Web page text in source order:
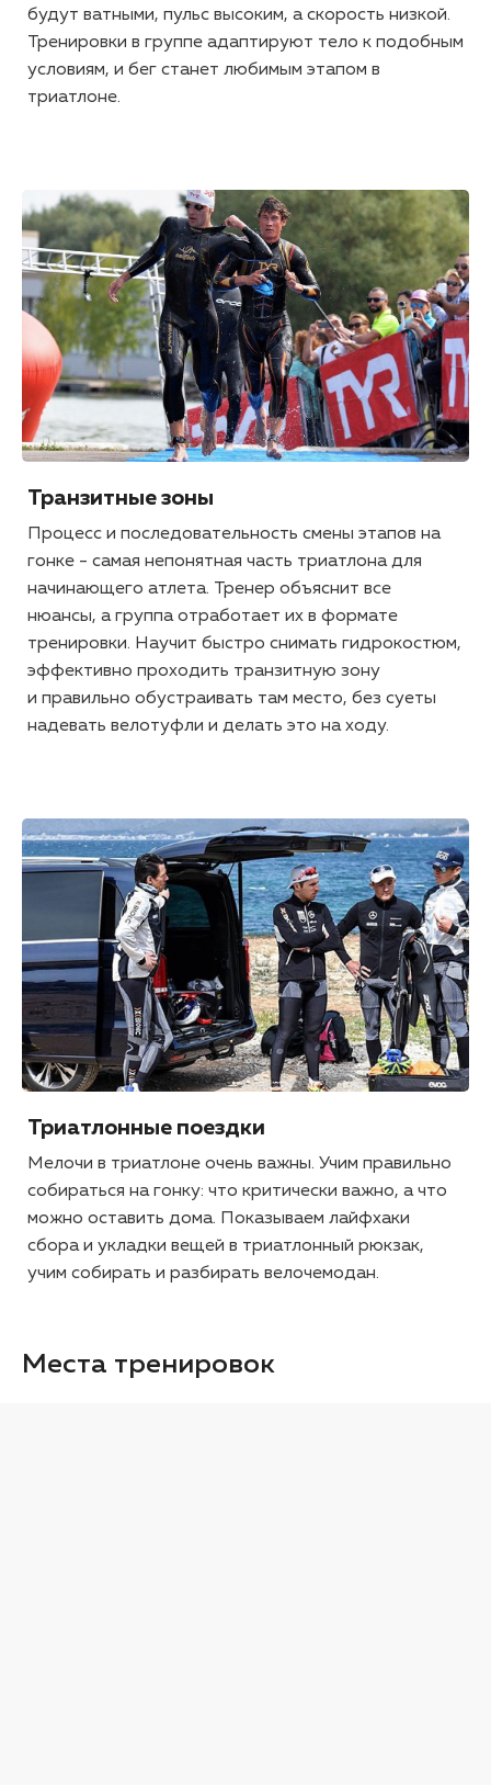
будут ватными, пульс высоким, а скорость низкой.
Тренировки в группе адаптируют тело к подобным
условиям, и бег станет любимым этапом в
триатлоне.
Транзитные зоны
Процесс и последовательность смены этапов на
гонке - самая непонятная часть триатлона для
начинающего атлета. Тренер объяснит все
нюансы, а группа отработает их в формате
тренировки. Научит быстро снимать гидрокостюм,
эффективно проходить транзитную зону
и правильно обустраивать там место, без суеты
надевать велотуфли и делать это на ходу.
Триатлонные поездки
Мелочи в триатлоне очень важны. Учим правильно
собираться на гонку: что критически важно, а что
можно оставить дома. Показываем лайфхаки
сбора и укладки вещей в триатлонный рюкзак,
учим собирать и разбирать велочемодан.
Места тренировок